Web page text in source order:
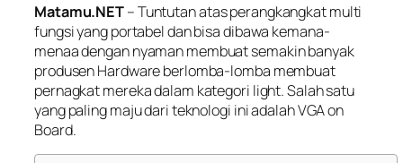
Matamu.NET– Tuntutan atas perangkangkat multi
fungsi yang portabel dan bisa dibawa kemana-
menaa dengan nyaman membuat semakin banyak
produsen Hardware berlomba-lomba membuat
pernagkat mereka dalam kategori light. Salah satu
yang paling maju dari teknologi ini adalah VGA on
Board.